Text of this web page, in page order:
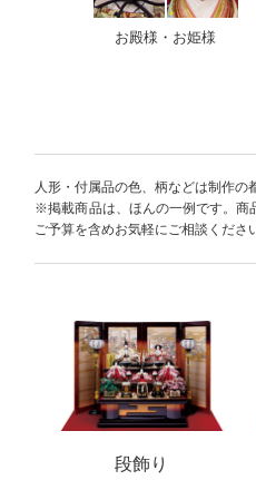
お殿様・お姫様
人形・付属品の色、柄などは制作の
※掲載商品は、ほんの一例です。商
ご予算を含めお気軽にご相談くださ
段飾り